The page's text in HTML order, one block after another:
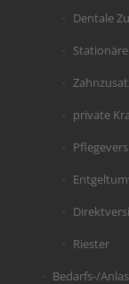
Dentale
private
Riester
Bedarfs-/